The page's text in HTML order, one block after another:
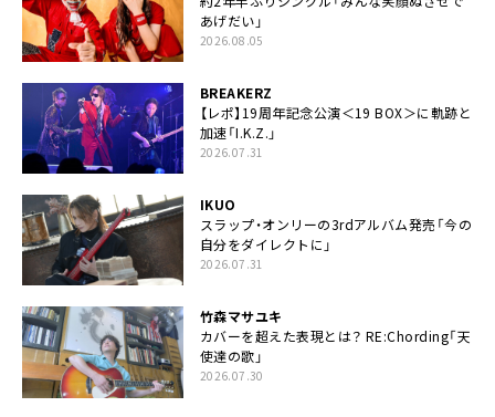
あげだい」
2026.08.05
BREAKERZ
【レポ】19周年記念公演＜19 BOX＞に軌跡と
加速「I.K.Z.」
2026.07.31
IKUO
スラップ・オンリーの3rdアルバム発売「今の
自分をダイレクトに」
2026.07.31
竹森マサユキ
カバーを超えた表現とは？ RE:Chording「天
使達の歌」
2026.07.30